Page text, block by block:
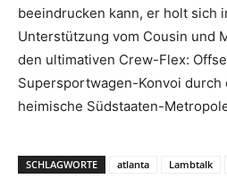
beeindrucken kann, er holt sich
Unterstützung vom Cousin und
den ultimativen Crew-Flex:
Supersportwagen-Konvoi durch
heimische Südstaaten-
SCHLAGWORTE atlanta Lambtalk